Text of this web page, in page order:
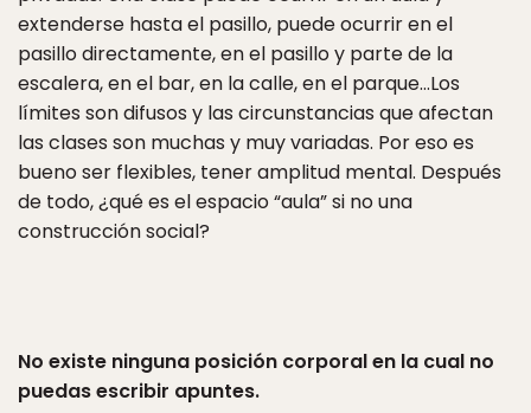
extenderse hasta el pasillo, puede ocurrir en el
pasillo directamente, en el pasillo y parte de la
escalera, en el bar, en la calle, en el parque…Los
límites son difusos y las circunstancias que afectan
las clases son muchas y muy variadas. Por eso es
bueno ser flexibles, tener amplitud mental. Después
de todo, ¿qué es el espacio “aula” si no una
construcción social?
No existe ninguna posición corporal en la cual no
puedas escribir apuntes.